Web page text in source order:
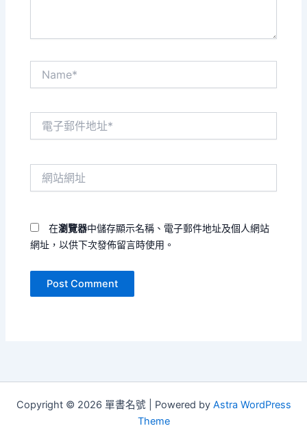
在瀏覽器中儲存顯示名稱、電子郵件地址及個人網站
網址，以供下次發佈留言時使用。
Copyright © 2026 單書名號 | Powered by Astra WordPress
Theme